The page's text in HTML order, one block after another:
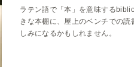
ラテン語で「本」を意味する
きな本棚に、屋上のベンチでの
しみになるかもしれません。